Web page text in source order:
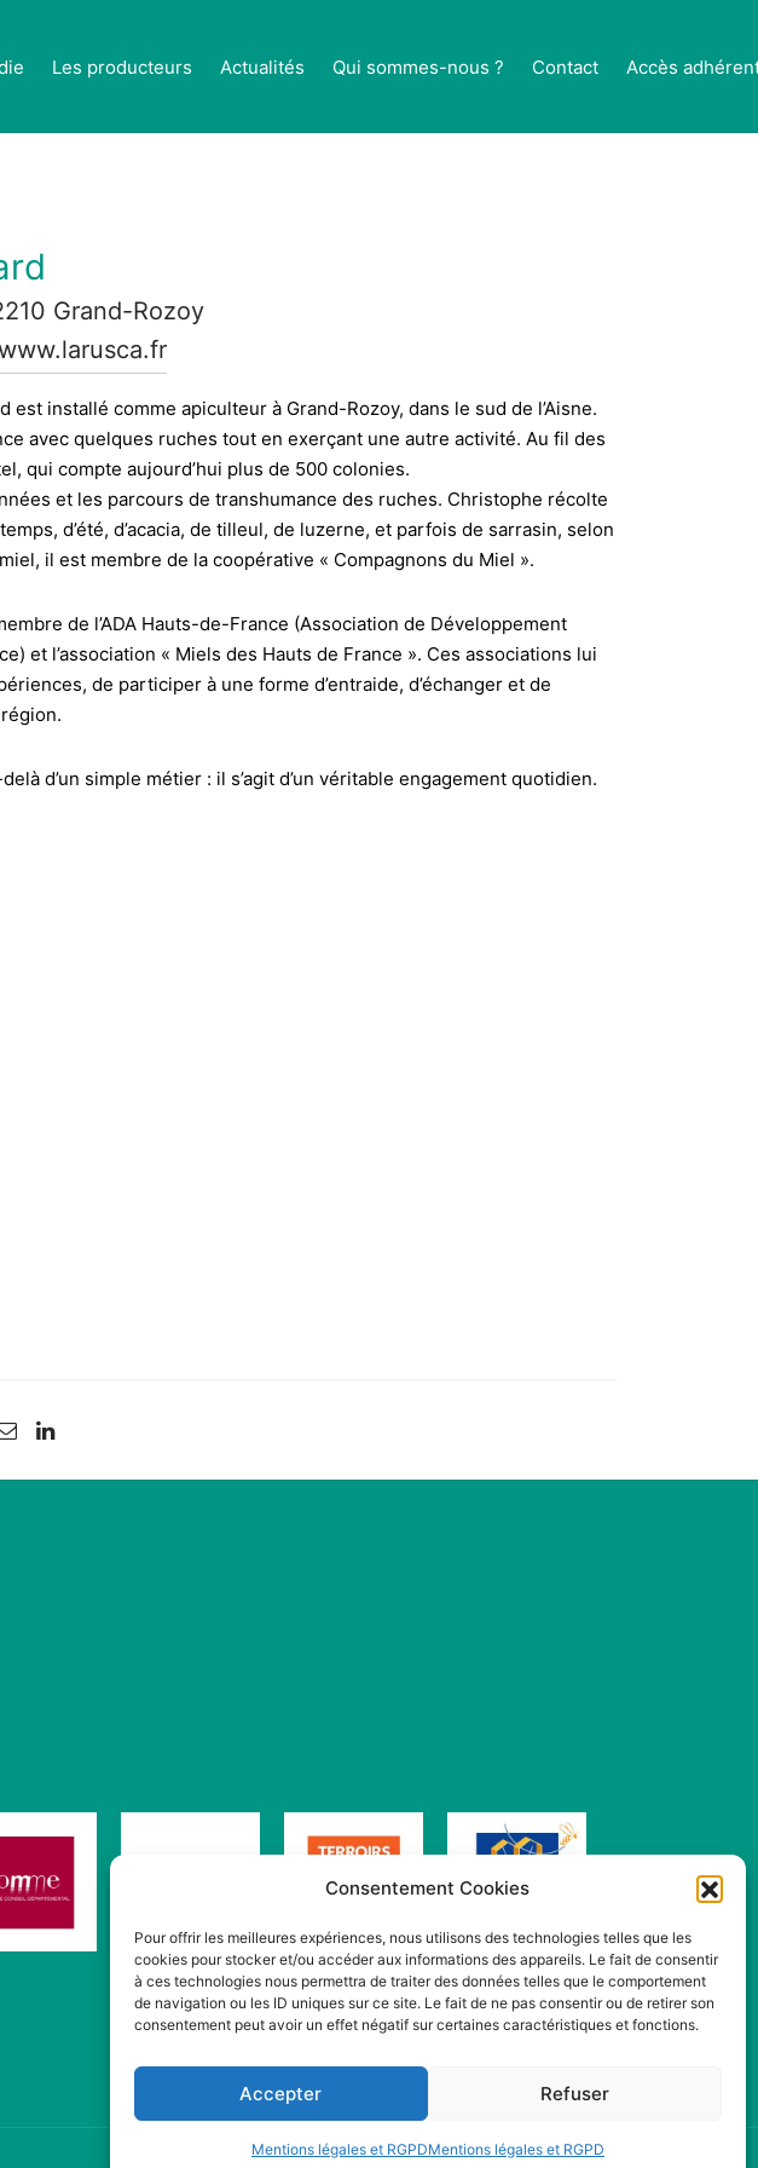
Consentement Cookies
Pour offrir les meilleures expériences, nous utilisons des technologies telles que les
cookies pour stocker et/ou accéder aux informations des appareils. Le fait de consentir
à ces technologies nous permettra de traiter des données telles que le comportement
de navigation ou les ID uniques sur ce site. Le fait de ne pas consentir ou de retirer son
consentement peut avoir un effet négatif sur certaines caractéristiques et fonctions.
Accepter Refuser
Mentions légales et RGPDMentions légales et RGPD
Les producteurs Actualités Qui sommes-nous ? Contact Accès
Grand-Rozoy
est installé comme apiculteur à Grand-Rozoy, dans le sud de l’Aisne.
avec quelques ruches tout en exerçant une autre activité. Au fil des
qui compte aujourd’hui plus de 500 colonies.
et les parcours de transhumance des ruches. Christophe récolte
d’été, d’acacia, de tilleul, de luzerne, et parfois de sarrasin, selon
il est membre de la coopérative « Compagnons du Miel ».
de l’ADA Hauts-de-France (Association de Développement
et l’association « Miels des Hauts de France ». Ces associations lui
de participer à une forme d’entraide, d’échanger et de
d’un simple métier : il s’agit d’un véritable engagement quotidien.